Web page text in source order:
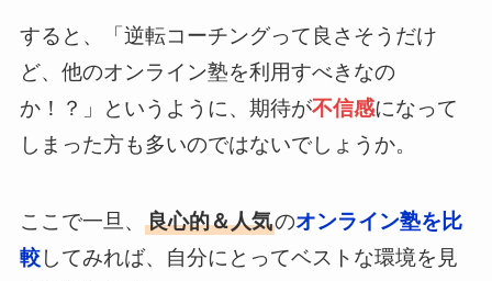
すると、「逆転コーチングって良さそうだけ
ど、他のオンライン塾を利用すべきなの
か！？」というように、期待が不信感になって
しまった方も多いのではないでしょうか。
ここで一旦、 良心的＆人気のオンライン塾を比
較してみれば、自分にとってベストな環境を見